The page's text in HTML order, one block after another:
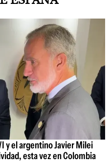
y el argentino Javier Milei
esta vez en Colombia